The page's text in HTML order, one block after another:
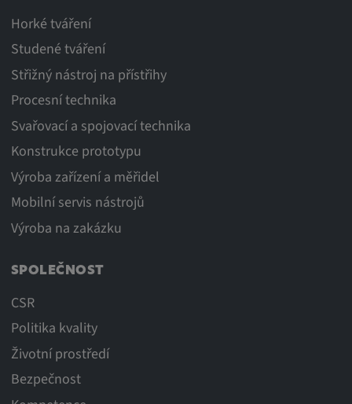
Horké tváření
Studené tváření
Střižný nástroj na přístřihy
Procesní technika
Svařovací a spojovací technika
Konstrukce prototypu
Výroba zařízení a měřidel
Mobilní servis nástrojů
Výroba na zakázku
SPOLEČNOST
CSR
Politika kvality
Životní prostředí
Bezpečnost